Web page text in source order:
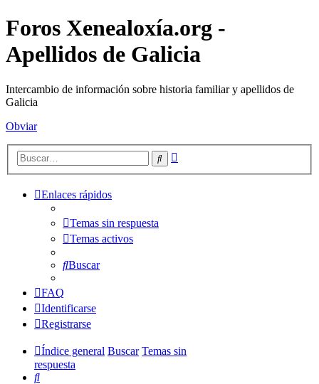
Foros Xenealoxía.org -
Apellidos de Galicia
Intercambio de información sobre historia familiar y apellidos de
Galicia
Obviar
Buscar
Enlaces rápidos
Temas sin respuesta
Temas activos
Buscar
FAQ
Identificarse
Registrarse
Índice general Buscar Temas sin
respuesta
Buscar